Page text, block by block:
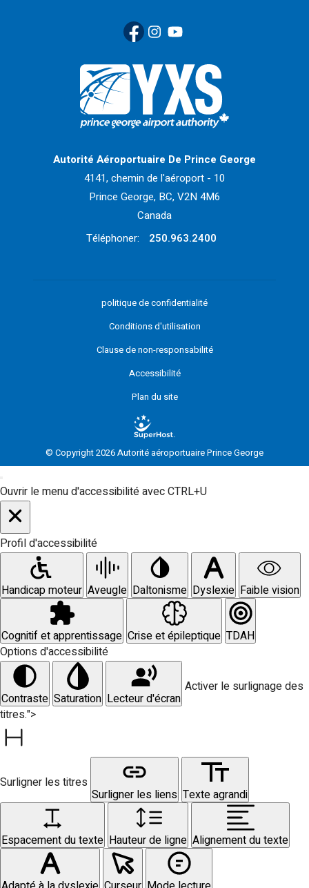
Facebook
(Link opens in new window)
Instagram
(Link opens in new window)
YouTube
(Link opens in new window)
Retour à la page d'accueil>
Autorité Aéroportuaire De Prince George
4141, chemin de l'aéroport - 10
Prince George, BC, V2N 4M6
Canada
Téléphoner:
250.963.2400
politique de confidentialité
Conditions d'utilisation
Clause de non-responsabilité
Accessibilité
Plan du site
© Copyright 2026 Autorité aéroportuaire Prince George
Ouvrir le menu d'accessibilité avec CTRL+U
Profil d'accessibilité
Handicap moteur Aveugle Daltonisme Dyslexie Faible vision
Cognitif et apprentissage Crise et épileptique TDAH
Options d'accessibilité
Contraste Saturation Lecteur d'écran
Activer le surlignage des
titres.">
Surligner les titres
Surligner les liens Texte agrandi
Espacement du texte Hauteur de ligne Alignement du texte